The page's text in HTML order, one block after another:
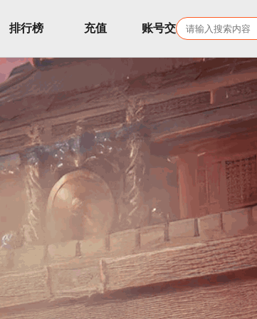
排行榜 充值 账号交易 客服